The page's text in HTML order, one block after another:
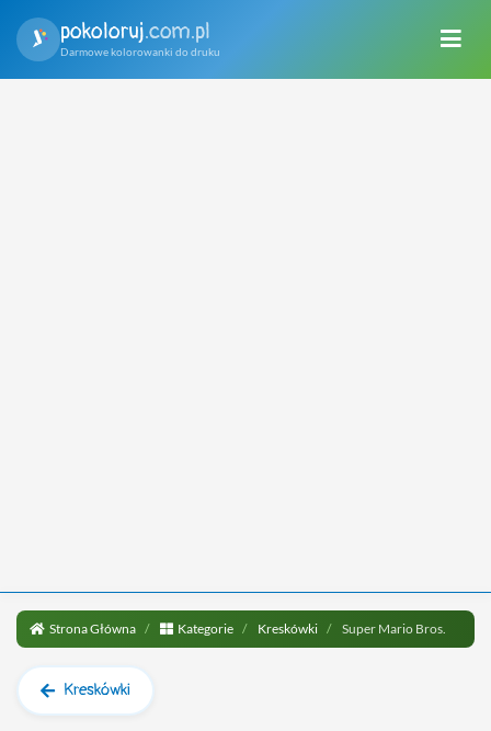
pokoloruj.com.pl
Darmowe kolorowanki do druku
Strona Główna Kategorie Kreskówki Super Mario Bros.
Kreskówki